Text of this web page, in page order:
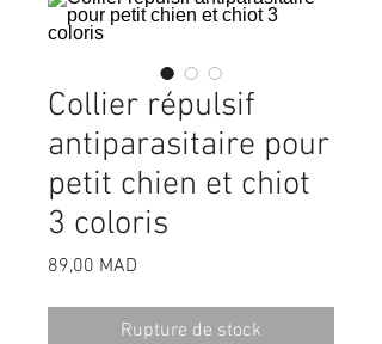
Collier répulsif
antiparasitaire pour
petit chien et chiot
3 coloris
89,00 MAD
Rupture de stock